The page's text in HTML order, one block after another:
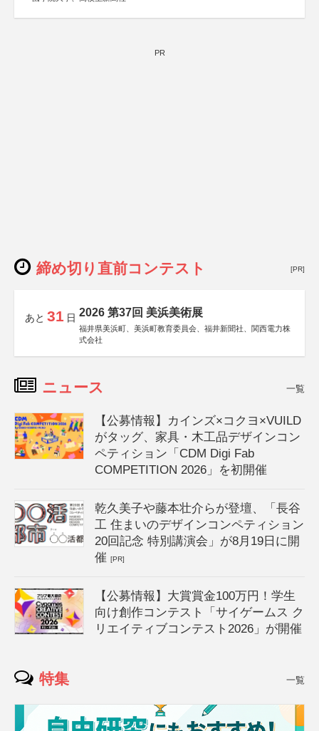
PR
締め切り直前コンテスト [PR]
あと 31 日 2026 第37回 美浜美術展
福井県美浜町、美浜町教育委員会、福井新聞社、関西電力株
式会社
ニュース 一覧
【公募情報】カインズ×コクヨ×VUILD
がタッグ、家具・木工品デザインコン
ペティション「CDM Digi Fab
COMPETITION 2026」を初開催
乾久美子や藤本壮介らが登壇、「長谷
工 住まいのデザインコンペティション
20回記念 特別講演会」が8月19日に開
催[PR]
【公募情報】大賞賞金100万円！学生
向け創作コンテスト「サイゲームス ク
リエイティブコンテスト2026」が開催
特集 一覧